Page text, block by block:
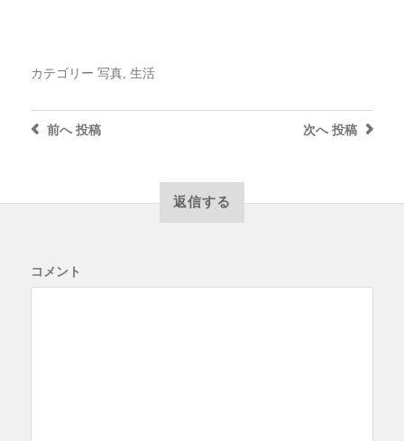
カテゴリー 写真, 生活
次へ 投稿
前へ投稿
返信する
コメント